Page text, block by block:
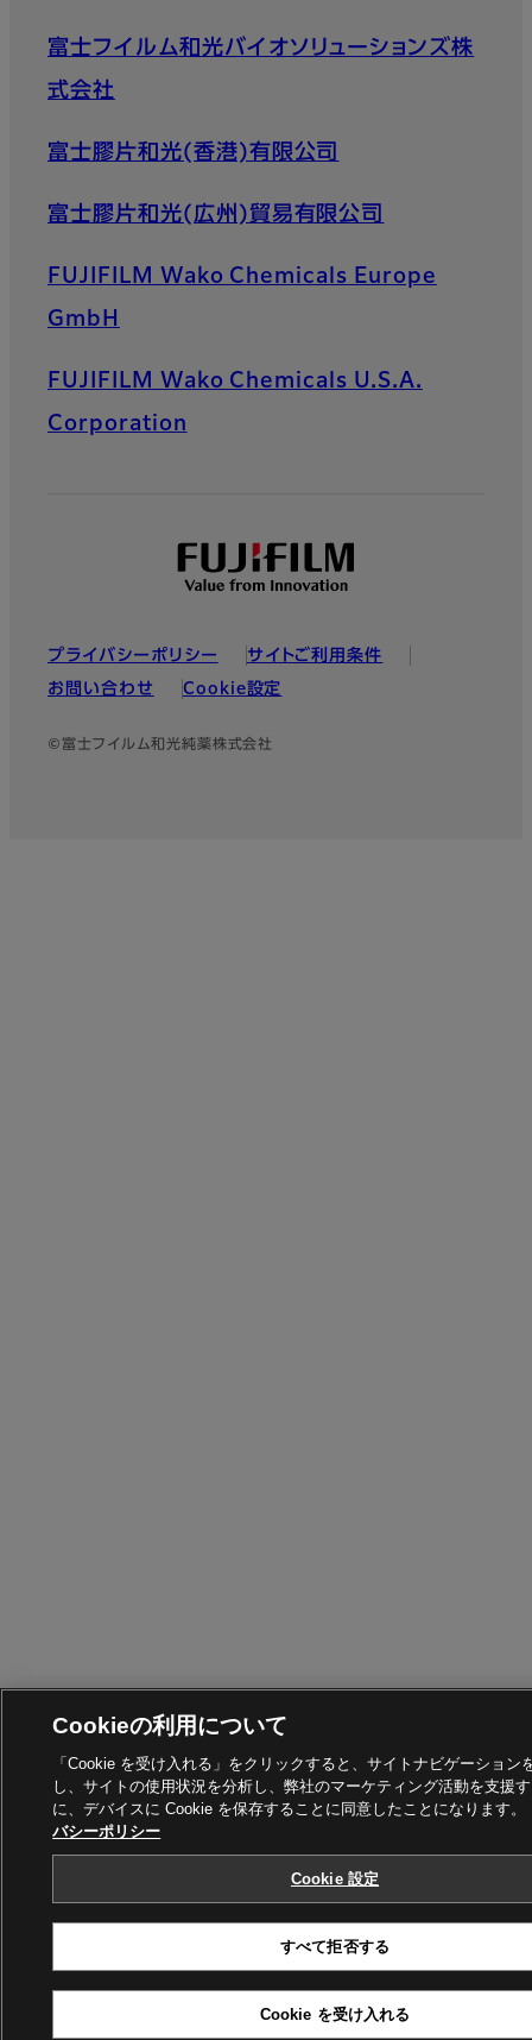
富士フイルム和光バイオソリューションズ株
式会社
富士膠片和光(香港)有限公司
富士膠片和光(広州)貿易有限公司
FUJIFILM Wako Chemicals Europe
GmbH
FUJIFILM Wako Chemicals U.S.A.
Corporation
プライバシーポリシー
サイトご利用条件
お問い合わせ
Cookie設定
©富士フイルム和光純薬株式会社
Cookieの利用について
「Cookie を受け入れる」をクリックすると、サイトナビゲーション
し、サイトの使用状況を分析し、弊社のマーケティング活動を支援
に、デバイスに Cookie を保存することに同意したことになります。
バシーポリシー
Cookie 設定
すべて拒否する
Cookie を受け入れる